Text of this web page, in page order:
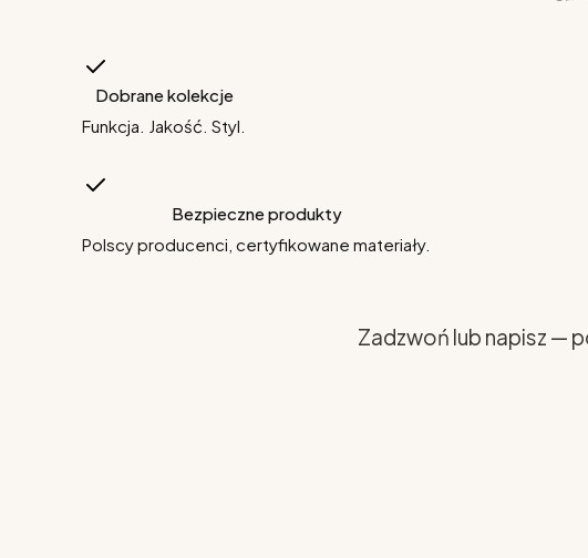
Dobrane kolekcje
Funkcja. Jakość. Styl.
Bezpieczne produkty
Polscy producenci, certyfikowane materiały.
Zadzwoń lub napisz —